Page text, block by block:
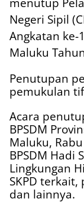
Negeri Sipil
Angkatan ke-
Maluku
Penutupan
pemukulan
Acara
BPSDM
Maluku,
BPSDM Hadi
Lingkungan
SKPD terkait,
dan lainnya.